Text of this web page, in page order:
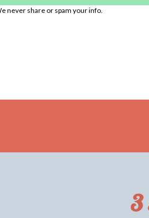
never share or spam your info.
3